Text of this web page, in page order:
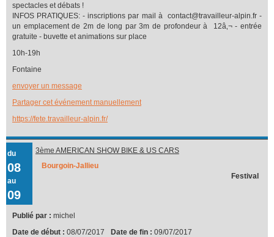
spectacles et débats !
INFOS PRATIQUES: - inscriptions par mail à contact@travailleur-alpin.fr -
un emplacement de 2m de long par 3m de profondeur à 12â‚¬ - entrée
gratuite - buvette et animations sur place
10h-19h
Fontaine
envoyer un message
Partager cet événement manuellement
https://fete.travailleur-alpin.fr/
du
08
au
09
3ème AMERICAN SHOW BIKE & US CARS
Bourgoin-Jallieu
Festival
Publié par : michel
Date de début : 08/07/2017 Date de fin : 09/07/2017